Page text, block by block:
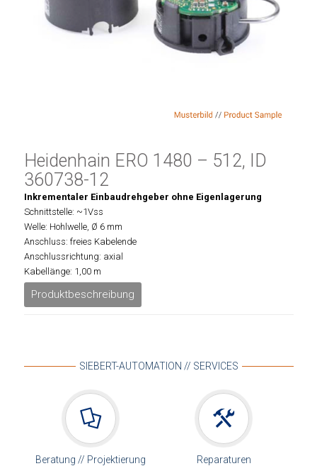
Heidenhain ERO 1480 – 512, ID
360738-12
Inkrementaler Einbaudrehgeber ohne Eigenlagerung
Schnittstelle: ~1Vss
Welle: Hohlwelle, Ø 6 mm
Anschluss: freies Kabelende
Anschlussrichtung: axial
Kabellänge: 1,00 m
Produktbeschreibung
SIEBERT-AUTOMATION // SERVICES
Beratung // Projektierung Reparaturen